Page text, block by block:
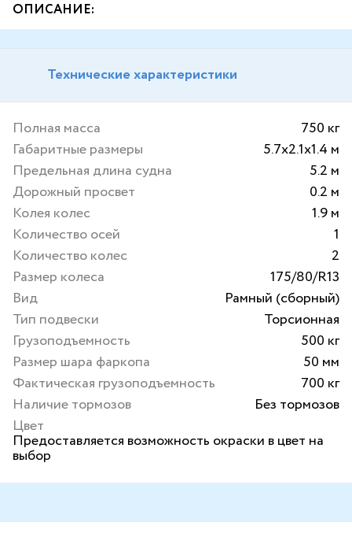
ОПИСАНИЕ:
Технические характеристики
Полная масса
750 кг
Габаритные размеры
5.7х2.1х1.4 м
Предельная длина судна
5.2 м
Дорожный просвет
0.2 м
Колея колес
1.9 м
Количество осей
1
Количество колес
2
Размер колеса
175/80/R13
Вид
Рамный (сборный)
Тип подвески
Торсионная
Грузоподъемность
500 кг
Размер шара фаркопа
50 мм
Фактическая грузоподъемность
700 кг
Наличие тормозов
Без тормозов
Цвет
Предоставляется возможность окраски в цвет на
выбор